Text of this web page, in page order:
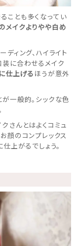
ことも多くなってい
メイクよりやや白め
ィング、ハイライト
装に合わせるメイク
仕上げる ほうが意外
が一般的。シックな色
さんとはよくコミュ
顔のコンプレックス
上がるでしょう。